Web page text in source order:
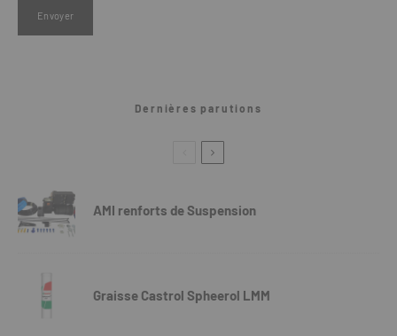
Dernières parutions
AMI renforts de Suspension
Graisse Castrol Spheerol LMM